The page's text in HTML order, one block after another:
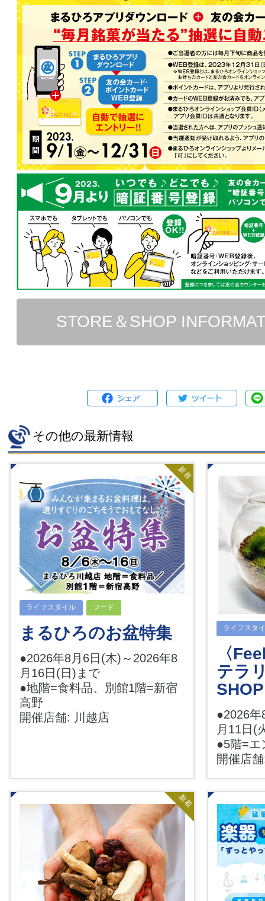
STORE＆SHOP
その他の最新情報
新着
ライフスタイル フード
まるひろのお盆特集
●2026年8月6日(木)～2026年8
月16日(日)まで
●地階=食料品、別館1階=新宿
高野
開催店舗: 川越店
ライフスタ
〈
テラ
SHOP
●2026年
月11日(
●5階=エ
開催店
新着